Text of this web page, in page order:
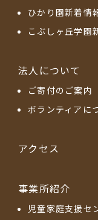
ひかり園新着情
こぶしヶ丘学園
法人について
ご寄付のご案内
ボランティアに
アクセス
事業所紹介
児童家庭支援セ